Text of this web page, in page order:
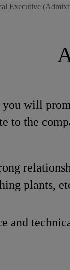
Executive
will
to the
plants,
and